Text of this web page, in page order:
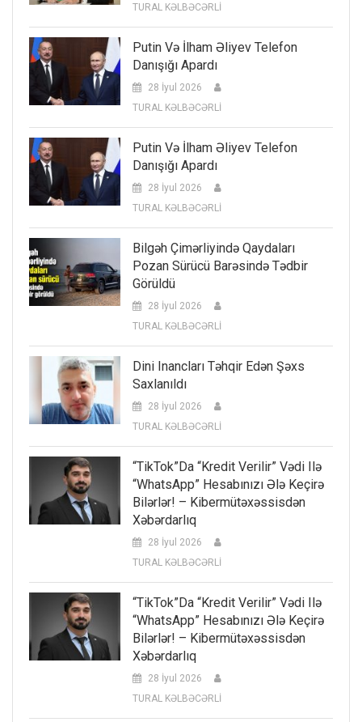
TURAL KƏLBƏCƏRLİ
Putin Və İlham Əliyev Telefon
Danışığı Apardı
28 İyul 2026
TURAL KƏLBƏCƏRLİ
Putin Və İlham Əliyev Telefon
Danışığı Apardı
28 İyul 2026
TURAL KƏLBƏCƏRLİ
Bilgəh Çimərliyində Qaydaları
Pozan Sürücü Barəsində Tədbir
Görüldü
28 İyul 2026
TURAL KƏLBƏCƏRLİ
Dini Inancları Təhqir Edən Şəxs
Saxlanıldı
28 İyul 2026
TURAL KƏLBƏCƏRLİ
“TikTok”da “kredit Verilir” Vədi Ilə
“WhatsApp” Hesabınızı Ələ Keçirə
Bilərlər! – Kibermütəxəssisdən
Xəbərdarlıq
28 İyul 2026
TURAL KƏLBƏCƏRLİ
“TikTok”da “kredit Verilir” Vədi Ilə
“WhatsApp” Hesabınızı Ələ Keçirə
Bilərlər! – Kibermütəxəssisdən
Xəbərdarlıq
28 İyul 2026
TURAL KƏLBƏCƏRLİ